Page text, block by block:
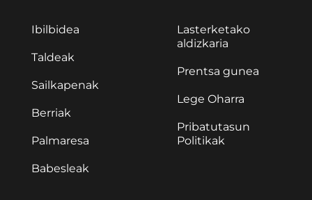
Ibilbidea
Taldeak
Sailkapenak
Berriak
Palmaresa
Babesleak
Lasterketako
aldizkaria
Prentsa gunea
Lege Oharra
Pribatutasun
Politikak